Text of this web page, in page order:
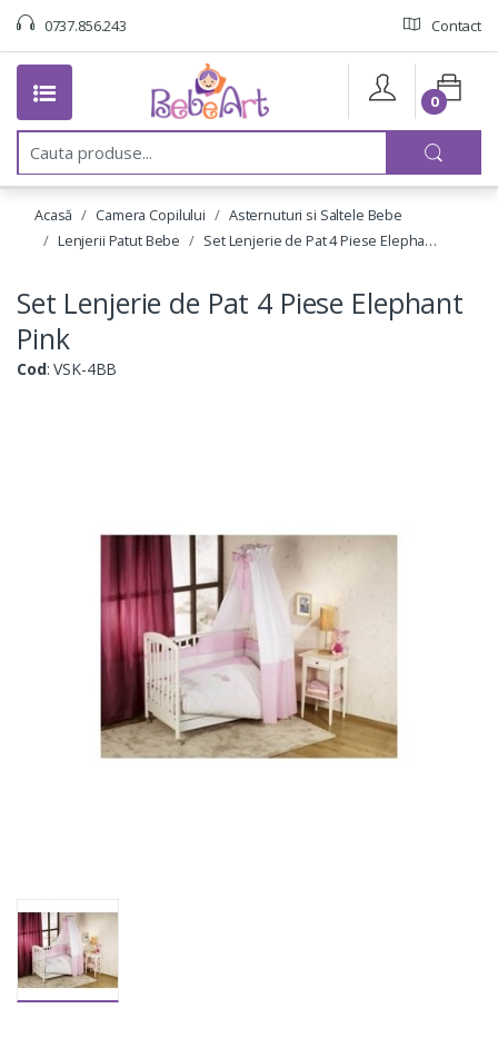
0737.856.243 Contact
C
u
0
Acasă Camera Copilului
Asternuturi si Saltele Bebe
Lenjerii Patut Bebe
Set Lenjerie de Pat 4 Piese Elepha…
Set Lenjerie de Pat 4 Piese Elephant
Pink
Cod: VSK-4BB